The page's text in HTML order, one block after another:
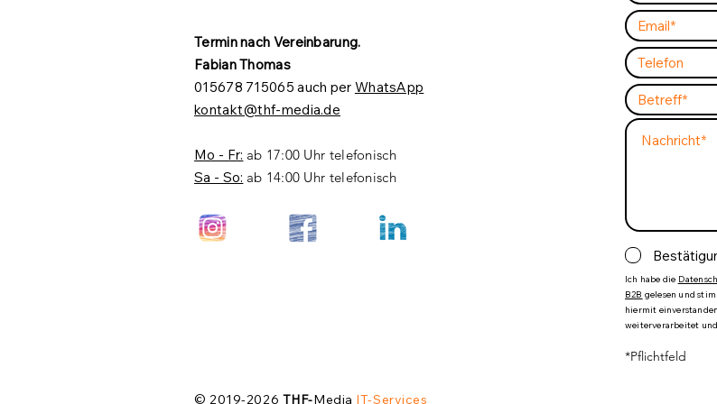
Termin nach Vereinbarung.​
Fabian Thomas
015678 715065 auch per WhatsApp
kontakt@thf-media.de
Mo - Fr: ab 17:00 Uhr telefonisch
Sa - So: ab 14:00 Uhr telefonisch
Ich habe die
B2B gelesen und
hiermit
weiterverarbeitet
*Pflichtfeld
© 2019-2026 THF-Media IT-Services